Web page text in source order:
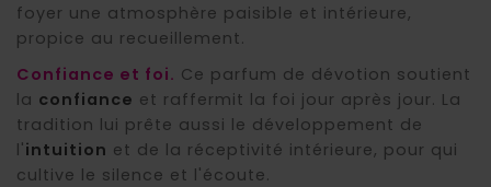
foyer une atmosphère paisible et intérieure,
propice au recueillement.
Confiance et foi. Ce parfum de dévotion soutient
la confiance et raffermit la foi jour après jour. La
tradition lui prête aussi le développement de
l'intuition et de la réceptivité intérieure, pour qui
cultive le silence et l'écoute.